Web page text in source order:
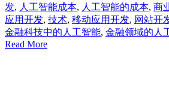
发, 人工智能成本, 人工智能的成本, 商
应用开发, 技术, 移动应用开发, 网站开
金融科技中的人工智能, 金融领域的人
Read More